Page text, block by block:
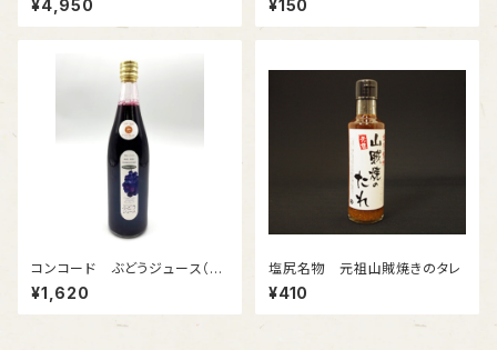
¥4,950 ¥150
コンコード ぶどうジュース（ス
トレート）
¥1,620
塩尻名物 元祖山賊焼きのタレ
¥410